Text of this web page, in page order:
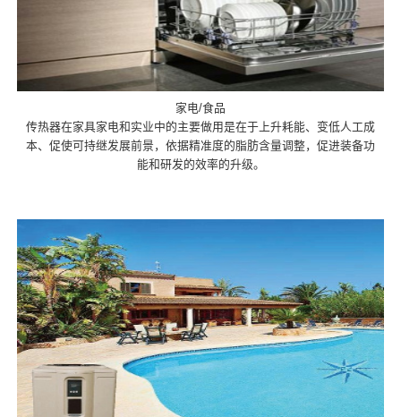
家电/食品
传热器在家具家电和实业中的主要做用是在于上升耗能、变低人工成
本、促使可持继发展前景，依据精准度的脂肪含量调整，促进装备功
能和研发的效率的升级。